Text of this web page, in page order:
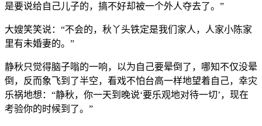
是要说给自己儿子的，搞不好却被一个外人夺去了。”
大嫂笑笑说：“不会的，秋丫头铁定是我们家人，人家小陈家
里有未婚妻的。”
静秋只觉得脑子嗡的一响，以为自己要晕倒了，哪知不仅没晕
倒，反而象飞到了半空，看戏不怕台高一样地望着自己，幸灾
乐祸地想：“静秋，你一天到晚说‘要乐观地对待一切’，现在
考验你的时候到了。”